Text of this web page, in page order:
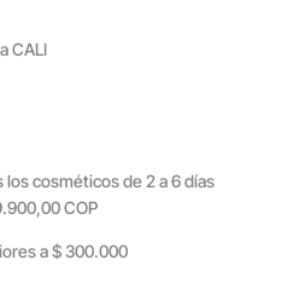
CALI
cosméticos de 2 a 6 días
COP
a $ 300.000